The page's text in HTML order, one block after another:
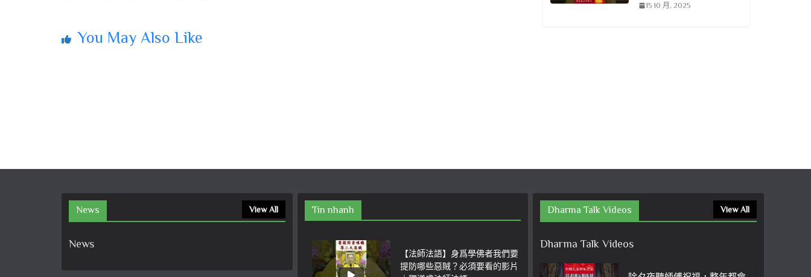
You May Also Like
15 10 月, 2025
News View All
News
Tin nhanh
【法師法語】身爲學佛者我們要
提防哪些惡賊？必須要看的影片
Dharma Talk Videos View All
Dharma Talk Videos